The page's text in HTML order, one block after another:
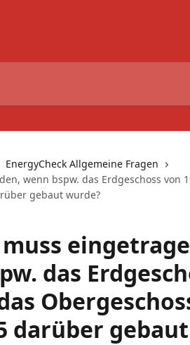
EnergyCheck Allgemeine Fragen
wenn bspw. das Erdgeschoss von
gebaut wurde?
das
darüber gebaut